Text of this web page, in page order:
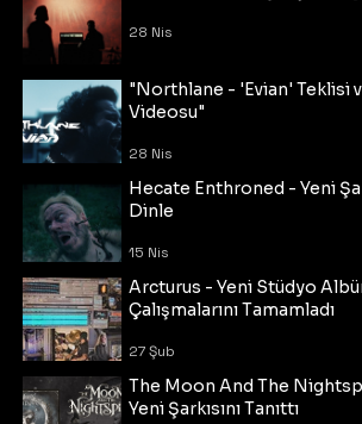
28 Nis
"Northlane - 'Evian' Teklisi
Videosu"
28 Nis
Hecate Enthroned - Yeni
Dinle
15 Nis
Arcturus - Yeni Stüdyo
Çalışmalarını Tamamladı
27 Şub
The Moon And The
Yeni Şarkısını Tanıttı